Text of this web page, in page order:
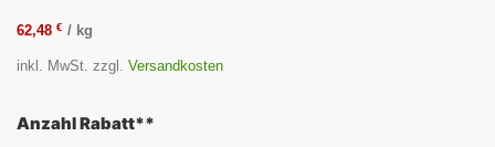
62,48 € / kg
inkl. MwSt. zzgl. Versandkosten
Anzahl Rabatt**